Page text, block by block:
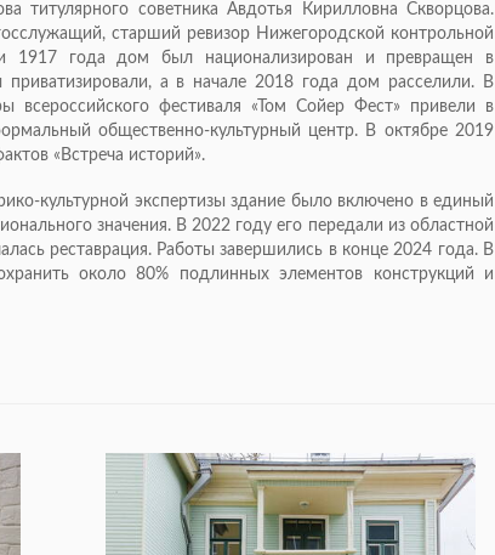
титулярного советника Авдотья Кирилловна Скворцова.
старший ревизор Нижегородской контрольной
1917 года дом был национализирован и превращен в
а в начале 2018 года дом расселили. В
всероссийского фестиваля «Том Сойер Фест» привели в
общественно-культурный центр. В октябре 2019
«Встреча историй».
культурной экспертизы здание было включено в единый
значения. В 2022 году его передали из областной
реставрация. Работы завершились в конце 2024 года. В
около 80% подлинных элементов конструкций и